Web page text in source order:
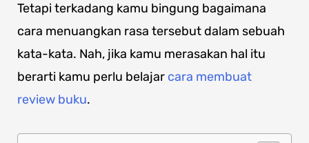
Tetapi terkadang kamu bingung bagaimana
cara menuangkan rasa tersebut dalam sebuah
kata-kata. Nah, jika kamu merasakan hal itu
berarti kamu perlu belajar cara membuat
review buku.